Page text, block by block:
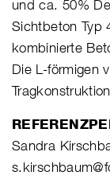
und ca. 50%
Sichtbeton Typ
kombinierte
Die L-förmigen
Sandra